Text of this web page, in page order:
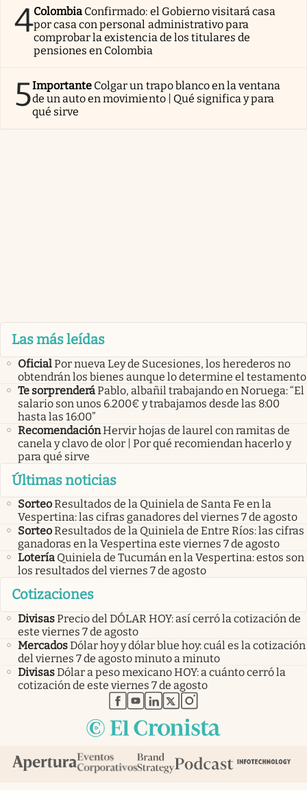
4Colombia Confirmado: el Gobierno visitará casa
por casa con personal administrativo para
comprobar la existencia de los titulares de
pensiones en Colombia
5Importante Colgar un trapo blanco en la ventana
de un auto en movimiento | Qué significa y para
qué sirve
Las más leídas
OficialPor nueva Ley de Sucesiones, los herederos no
obtendrán los bienes aunque lo determine el testamento
Te sorprenderáPablo, albañil trabajando en Noruega: “El
salario son unos 6.200€ y trabajamos desde las 8:00
hasta las 16:00”
RecomendaciónHervir hojas de laurel con ramitas de
canela y clavo de olor | Por qué recomiendan hacerlo y
para qué sirve
Últimas noticias
SorteoResultados de la Quiniela de Santa Fe en la
Vespertina: las cifras ganadores del viernes 7 de agosto
SorteoResultados de la Quiniela de Entre Ríos: las cifras
ganadoras en la Vespertina este viernes 7 de agosto
Lotería Quiniela de Tucumán en la Vespertina: estos son
los resultados del viernes 7 de agosto
Cotizaciones
DivisasPrecio del DÓLAR HOY: así cerró la cotización de
este viernes 7 de agosto
MercadosDólar hoy y dólar blue hoy: cuál es la cotización
del viernes 7 de agosto minuto a minuto
DivisasDólar a peso mexicano HOY: a cuánto cerró la
cotización de este viernes 7 de agosto
abre en nueva pestaña
abre en nueva pestaña
abre en nueva pestaña
abre en nueva pestaña
abre en nueva pestaña